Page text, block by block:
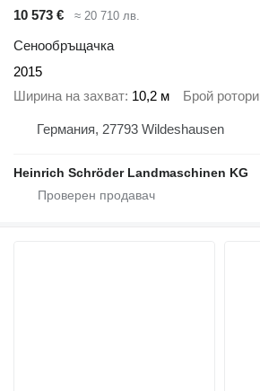
10 573 €
≈ 20 710 лв.
Сенообръщачка
2015
Ширина на захват 10,2 м Брой ротори
Германия, 27793 Wildeshausen
Heinrich Schröder Landmaschinen KG